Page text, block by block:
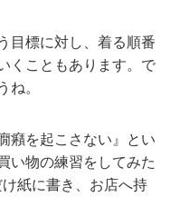
目標に対し、着る順番
くこともあります。で
。
癪を起こさない』とい
い物の練習をしてみた
紙に書き、お店へ持